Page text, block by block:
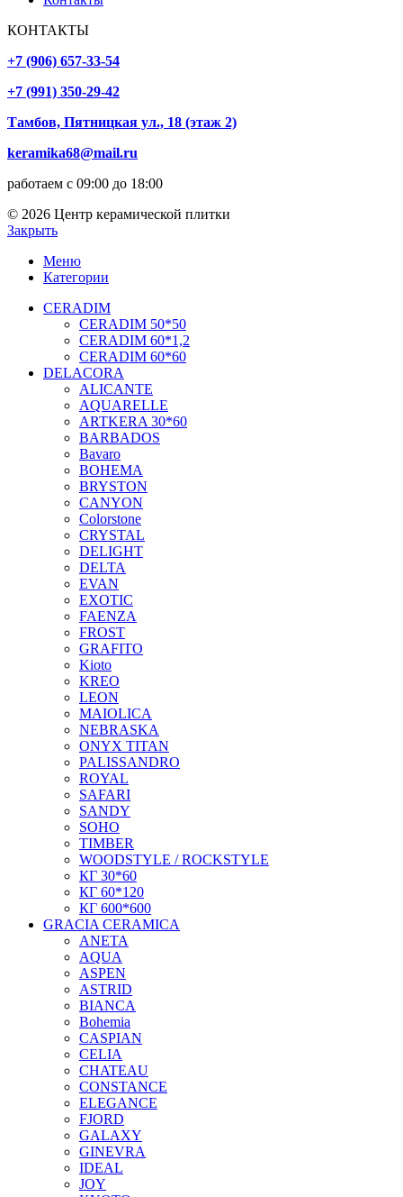
КОНТАКТЫ
+7 (906) 657-33-54
+7 (991) 350-29-42
Тамбов, Пятницкая ул., 18 (этаж 2)
keramika68@mail.ru
работаем с 09:00 до 18:00
© 2026 Центр керамической плитки
Закрыть
Меню
Категории
CERADIM
CERADIM 50*50
CERADIM 60*1,2
CERADIM 60*60
DELACORA
ALICANTE
AQUARELLE
ARTKERA 30*60
BARBADOS
Bavaro
BOHEMA
BRYSTON
CANYON
Colorstone
CRYSTAL
DELIGHT
DELTA
EVAN
EXOTIC
FAENZA
FROST
GRAFITO
Kioto
KREO
LEON
MAIOLICA
NEBRASKA
ONYX TITAN
PALISSANDRO
ROYAL
SAFARI
SANDY
SOHO
TIMBER
WOODSTYLE / ROCKSTYLE
КГ 30*60
КГ 60*120
КГ 600*600
GRACIA CERAMICA
ANETA
AQUA
ASPEN
ASTRID
BIANCA
Bohemia
CASPIAN
CELIA
CHATEAU
CONSTANCE
ELEGANCE
FJORD
GALAXY
GINEVRA
IDEAL
JOY